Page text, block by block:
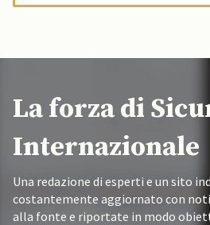
La forza di
Internazionale
Una redazione di esperti e un sito
costantemente aggiornato con
alla fonte e riportate in modo